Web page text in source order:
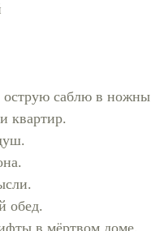
острую саблю в ножны
квартир.
обед.